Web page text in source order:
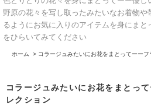
野原の花々を写し取ったみたいなお着物
るようにお気に入りのアイテムを身にま
をひらいてみてください
ホーム > コラージュみたいにお花をまとってーー
コラージュみたいにお花をまとっ
レクション